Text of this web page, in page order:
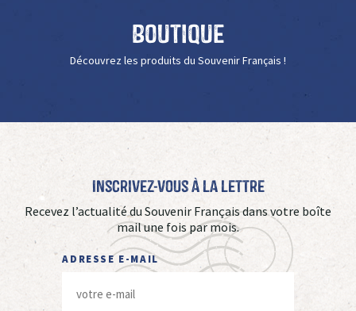
Boutique
Découvrez les produits du Souvenir Français !
Inscrivez-vous à La Lettre
Recevez l’actualité du Souvenir Français dans votre boîte
mail une fois par mois.
ADRESSE E-MAIL